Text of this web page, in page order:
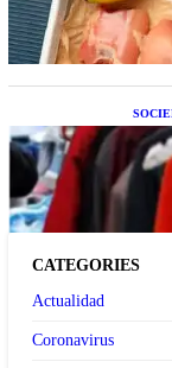
Las
CATEGORIES
Actualidad
Coronavirus